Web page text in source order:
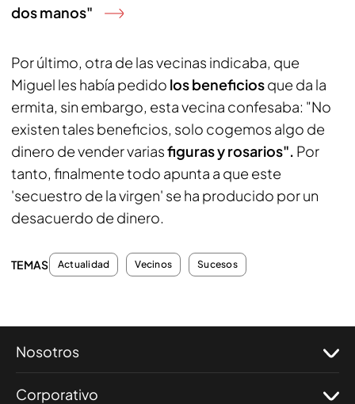
dos manos"
Por último, otra de las vecinas indicaba, que
Miguel les había pedido los beneficiosque da la
ermita, sin embargo, esta vecina confesaba: "No
existen tales beneficios, solo cogemos algo de
dinero de vender variasfiguras y rosarios". Por
tanto, finalmente todo apunta a que este
'secuestro de la virgen' se ha producido por un
desacuerdo de dinero.
TEMAS Actualidad Vecinos Sucesos
Nosotros
Corporativo